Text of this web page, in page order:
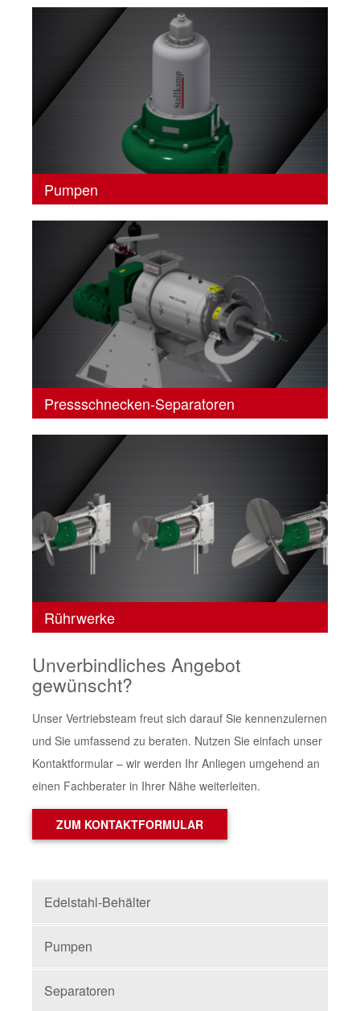
Pumpen
Pressschnecken-Separatoren
Rührwerke
Unverbindliches Angebot
gewünscht?
Unser Vertriebsteam freut sich darauf Sie kennenzulernen
und Sie umfassend zu beraten. Nutzen Sie einfach unser
Kontaktformular – wir werden Ihr Anliegen umgehend an
einen Fachberater in Ihrer Nähe weiterleiten.
ZUM KONTAKTFORMULAR
Edelstahl-Behälter
Pumpen
Separatoren